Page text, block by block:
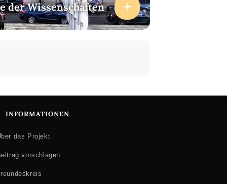
der Wissenschaften
INFORMATIONEN
das Projekt
vorschlagen